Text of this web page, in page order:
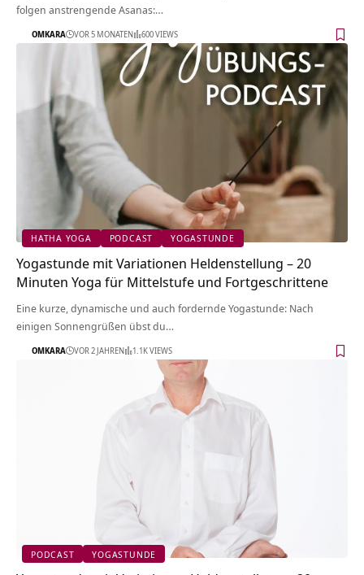
folgen anstrengende Asanas:…
OMKARA VOR 5 MONATEN 600 VIEWS
HATHA YOGA PODCAST YOGASTUNDE
Yogastunde mit Variationen Heldenstellung – 20
Minuten Yoga für Mittelstufe und Fortgeschrittene
Eine kurze, dynamische und auch fordernde Yogastunde: Nach
einigen Sonnengrüßen übst du…
OMKARA VOR 2 JAHREN 1.1K VIEWS
PODCAST YOGASTUNDE